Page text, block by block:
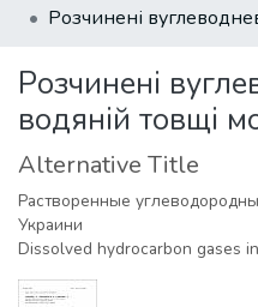
Collections
Statistics
Розчинені
водяній товщі
Alternative Title
Растворенные
Украини
Dissolved hydrocarbon gases